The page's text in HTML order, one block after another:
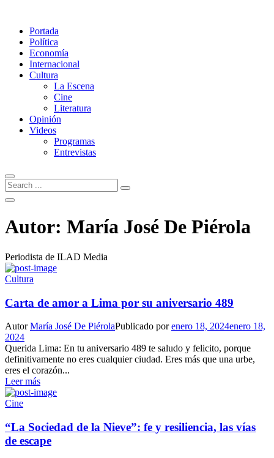
Portada
Política
Economía
Internacional
Cultura
La Escena
Cine
Literatura
Opinión
Videos
Programas
Entrevistas
Autor: María José De Piérola
Periodista de ILAD Media
Cultura
Carta de amor a Lima por su aniversario 489
AutorMaría José De PiérolaPublicado porenero 18, 2024enero 18,
2024
Querida Lima: En tu aniversario 489 te saludo y felicito, porque
definitivamente no eres cualquier ciudad. Eres más que una urbe,
eres el corazón...
Leer más
Cine
“La Sociedad de la Nieve”: fe y resiliencia, las vías
de escape